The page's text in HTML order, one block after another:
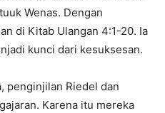
Wenas. Dengan
di Kitab Ulangan 4:1-20. Ia
kunci dari kesuksesan.
penginjilan Riedel dan
Karena itu mereka